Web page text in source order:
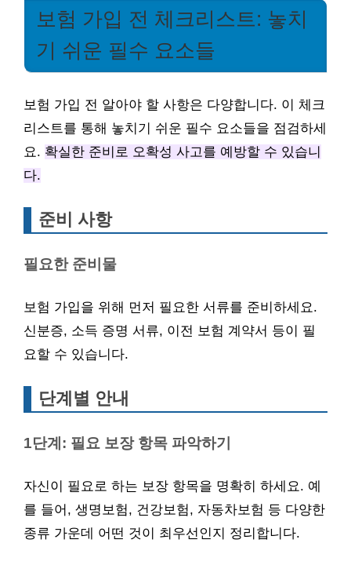
보험 가입 전 체크리스트: 놓치
기 쉬운 필수 요소들
보험 가입 전 알아야 할 사항은 다양합니다. 이 체크
리스트를 통해 놓치기 쉬운 필수 요소들을 점검하세
요. 확실한 준비로 오확성 사고를 예방할 수 있습니
다.
준비 사항
필요한 준비물
보험 가입을 위해 먼저 필요한 서류를 준비하세요.
신분증, 소득 증명 서류, 이전 보험 계약서 등이 필
요할 수 있습니다.
단계별 안내
1단계: 필요 보장 항목 파악하기
자신이 필요로 하는 보장 항목을 명확히 하세요. 예
를 들어, 생명보험, 건강보험, 자동차보험 등 다양한
종류 가운데 어떤 것이 최우선인지 정리합니다.